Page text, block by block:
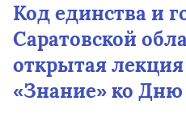
Код единства и
Саратовской
открытая
«Знание» ко Дню